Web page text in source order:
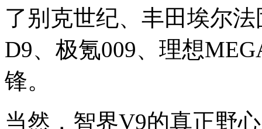
了别克世纪、丰田埃尔
D9、极氪009、理想
锋。
当然，智界V9的真正野